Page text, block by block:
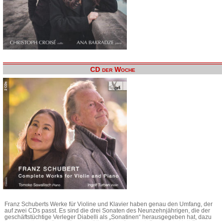
CD der Woche
Franz Schuberts Werke für Violine und Klavier haben genau den Umfang, der
auf zwei CDs passt. Es sind die drei Sonaten des Neunzehnjährigen, die der
geschäftstüchtige Verleger Diabelli als „Sonatinen“ herausgegeben hat, dazu